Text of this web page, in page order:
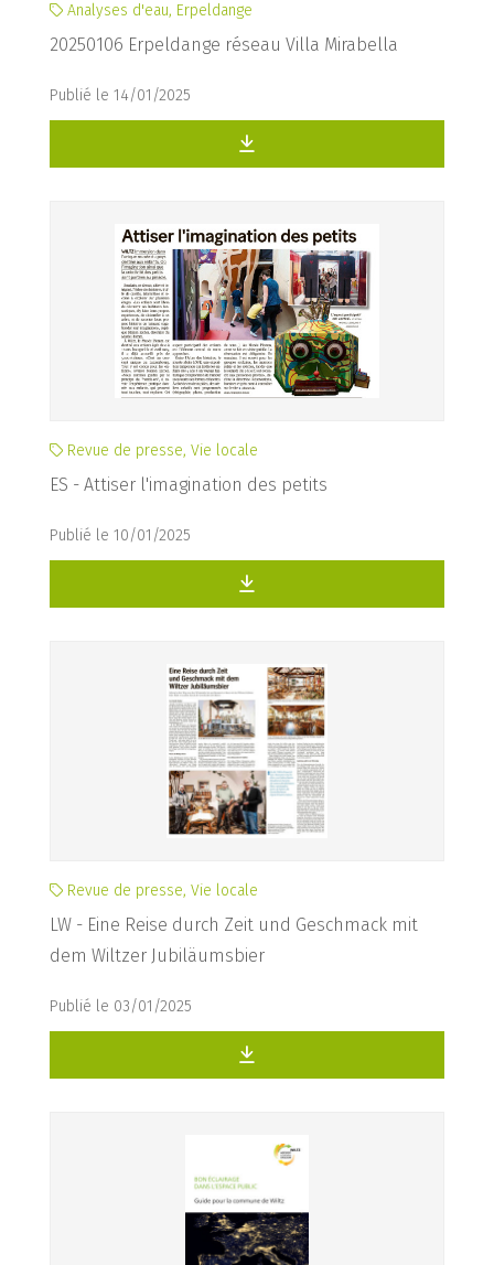
Analyses d'eau, Erpeldange
20250106 Erpeldange réseau Villa Mirabella
Publié le 14/01/2025
Revue de presse, Vie locale
ES - Attiser l'imagination des petits
Publié le 10/01/2025
Revue de presse, Vie locale
LW - Eine Reise durch Zeit und Geschmack mit
dem Wiltzer Jubiläumsbier
Publié le 03/01/2025